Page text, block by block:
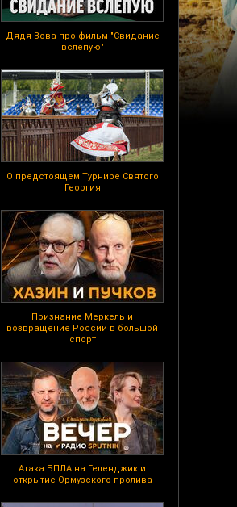
Дядя Вова про фильм "Свидание
вслепую"
О предстоящем Турнире Святого
Георгия
Признание Меркель и
возвращение России в большой
спорт
Атака БПЛА на Геленджик и
открытие Ормузского пролива